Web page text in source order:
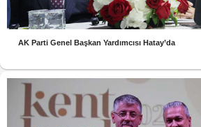
AK Parti Genel Başkan Yardımcısı Hatay’da